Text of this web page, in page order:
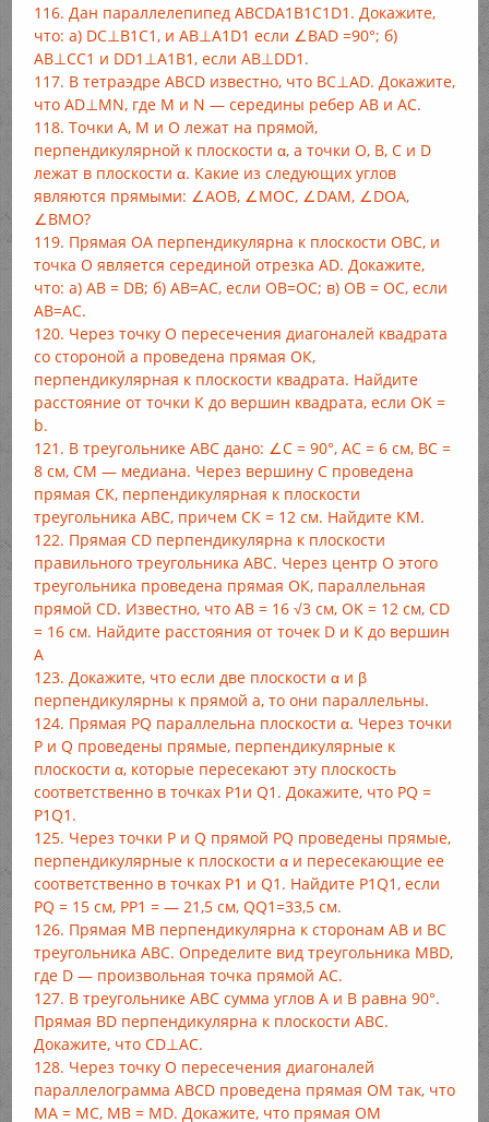
116. Дан параллелепипед ABCDA1B1C1D1. Докажите,
что: а) DC⊥B1C1, и AB⊥A1D1 если ∠BAD =90°; б)
АВ⊥СС1 и DD1⊥A1B1, если AB⊥DD1.
117. В тетраэдре ABCD известно, что BC⊥AD. Докажите,
что AD⊥MN, где М и N — середины ребер АВ и АС.
118. Точки А, М и О лежат на прямой,
перпендикулярной к плоскости α, а точки О, В, С и D
лежат в плоскости α. Какие из следующих углов
являются прямыми: ∠AOB, ∠MOC, ∠DAM, ∠DOА,
∠BMO?
119. Прямая ОА перпендикулярна к плоскости ОВС, и
точка О является серединой отрезка AD. Докажите,
что: a) AB = DB; б) AB=AC, если ОВ=ОС; в) OB = OC, если
АВ=АС.
120. Через точку О пересечения диагоналей квадрата
со стороной а проведена прямая ОК,
перпендикулярная к плоскости квадрата. Найдите
расстояние от точки К до вершин квадрата, если ОK =
b.
121. В треугольнике ABC дано: ∠C = 90°, AC = 6 см, ВС =
8 см, СМ — медиана. Через вершину С проведена
прямая СК, перпендикулярная к плоскости
треугольника ABC, причем СК = 12 см. Найдите КМ.
122. Прямая CD перпендикулярна к плоскости
правильного треугольника ABC. Через центр О этого
треугольника проведена прямая ОК, параллельная
прямой CD. Известно, что АВ = 16 √3 см, ОK = 12 см, CD
= 16 см. Найдите расстояния от точек D и К до вершин
А
123. Докажите, что если две плоскости α и β
перпендикулярны к прямой а, то они параллельны.
124. Прямая PQ параллельна плоскости α. Через точки
Р и Q проведены прямые, перпендикулярные к
плоскости α, которые пересекают эту плоскость
соответственно в точках P1и Q1. Докажите, что PQ =
P1Q1.
125. Через точки Р и Q прямой PQ проведены прямые,
перпендикулярные к плоскости α и пересекающие ее
соответственно в точках Р1 и Q1. Найдите P1Q1, если
PQ = 15 см, РР1 = — 21,5 см, QQ1=33,5 см.
126. Прямая MB перпендикулярна к сторонам АВ и ВС
треугольника ABC. Определите вид треугольника MBD,
где D — произвольная точка прямой АС.
127. В треугольнике ABC сумма углов A и B равна 90°.
Прямая BD перпендикулярна к плоскости ABC.
Докажите, что CD⊥AC.
128. Через точку О пересечения диагоналей
параллелограмма ABCD проведена прямая ОМ так, что
МА = МС, MB = MD. Докажите, что прямая ОМ